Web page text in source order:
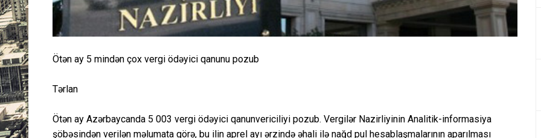
Ötən ay 5 mindən çox vergi ödəyici qanunu pozub
Tərlan
Ötən ay Azərbaycanda 5 003 vergi ödəyici qanunvericiliyi pozub. Vergilər Nazirliyinin Analitik-informasiya
şöbəsindən verilən məlumata görə, bu ilin aprel ayı ərzində əhali ilə nağd pul hesablaşmalarının aparılması